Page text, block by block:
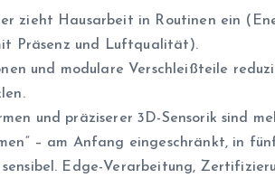
zieht Hausarbeit in Routinen ein
Präsenz und Luftqualität).
und modulare Verschleißteile
und präziserer 3D-Sensorik sind
– am Anfang eingeschränkt, in
Edge-Verarbeitung,